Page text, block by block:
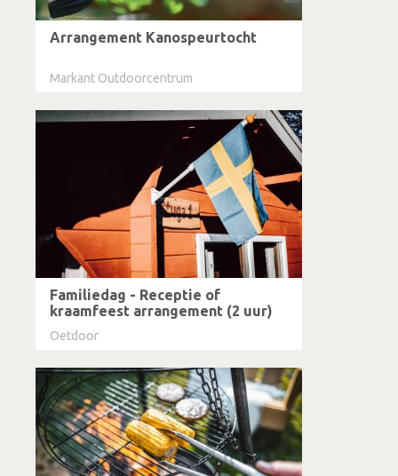
Arrangement Kanospeurtocht
Markant Outdoorcentrum
Familiedag - Receptie of
kraamfeest arrangement (2 uur)
Oetdoor